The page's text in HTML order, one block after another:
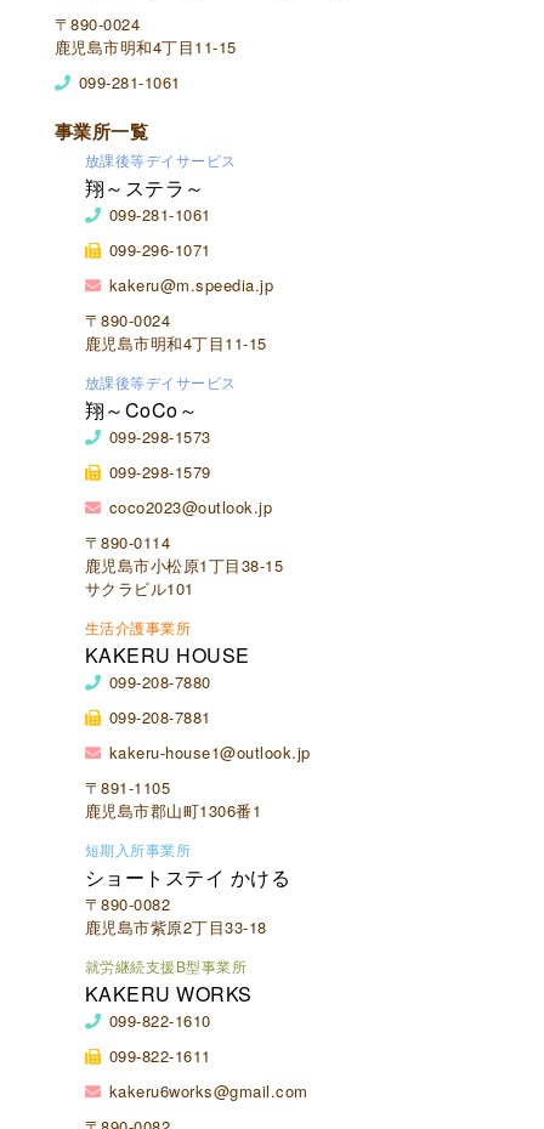
〒890-0024
鹿児島市明和4丁目11-15
099-281-1061
事業所一覧
放課後等デイサービス
翔～ステラ～
099-281-1061
099-296-1071
kakeru@m.speedia.jp
〒890-0024
鹿児島市明和4丁目11-15
放課後等デイサービス
翔～CoCo～
099-298-1573
099-298-1579
coco2023@outlook.jp
〒890-0114
鹿児島市小松原1丁目38-15
サクラビル101
生活介護事業所
KAKERU HOUSE
099-208-7880
099-208-7881
kakeru-house1@outlook.jp
〒891-1105
鹿児島市郡山町1306番1
短期入所事業所
ショートステイ かける
〒890-0082
鹿児島市紫原2丁目33-18
就労継続支援B型事業所
KAKERU WORKS
099-822-1610
099-822-1611
kakeru6works@gmail.com